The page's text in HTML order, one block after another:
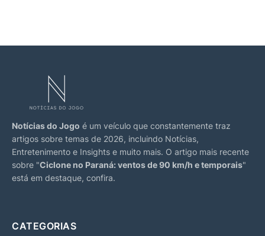
Notícias do Jogo é um veículo que constantemente traz
artigos sobre temas de 2026, incluindo Notícias,
Entretenimento e Insights e muito mais. O artigo mais recente
sobre "Ciclone no Paraná: ventos de 90 km/h e temporais"
está em destaque, confira.
CATEGORIAS